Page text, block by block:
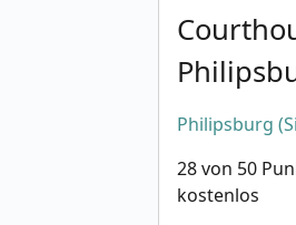
Philipsburg
28 von 50
kostenlos